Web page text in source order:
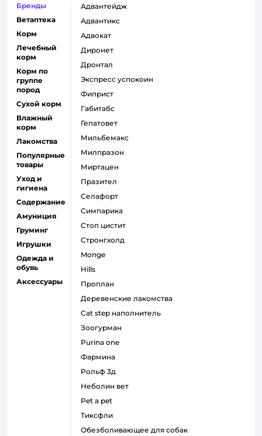
Бренды
Ветаптека
Корм
Лечебный
корм
Корм по
группе
пород
Сухой корм
Влажный
корм
Лакомства
Популярные
товары
Уход и
гигиена
Содержание
Амуниция
Груминг
Игрушки
Одежда и
обувь
Аксессуары
адвантейдж
адвантикс
адвокат
диронет
дронтал
экспресс успокоин
фиприст
габитабс
гепатовет
мильбемакс
милпразон
миртацен
празител
селафорт
симпарика
стоп цистит
стронгхолд
monge
hills
проплан
деревенские лакомства
cat step наполнитель
зоогурман
purina one
фармина
рольф 3д
неболин вет
pet a pet
тиксфли
обезболивающее для собак